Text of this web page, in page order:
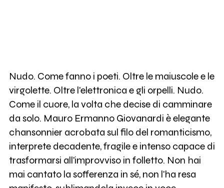
Nudo. Come fanno i poeti. Oltre le maiuscole e le
virgolette. Oltre l'elettronica e gli orpelli. Nudo.
Come il cuore, la volta che decise di camminare
da solo. Mauro Ermanno Giovanardi è elegante
chansonnier acrobata sul filo del romanticismo,
interprete decadente, fragile e intenso capace di
trasformarsi all'improvviso in folletto. Non hai
mai cantato la sofferenza in sé, non l'ha resa